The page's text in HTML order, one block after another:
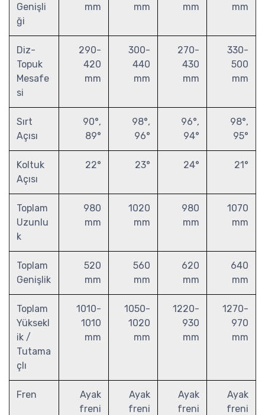
Genişli
ği
mm
mm
mm
mm
Diz-
Topuk
Mesafe
si
290-
420
mm
300-
440
mm
270-
430
mm
330-
500
mm
Sırt
Açısı
90°,
89°
98°,
96°
96°,
94°
98°,
95°
Koltuk
Açısı
22° 23° 24° 21°
Toplam
Uzunlu
k
980
mm
1020
mm
980
mm
1070
mm
Toplam
Genişlik
520
mm
560
mm
620
mm
640
mm
Toplam
Yüksekl
ik /
Tutama
çlı
1010-
1010
mm
1050-
1020
mm
1220-
930
mm
1270-
970
mm
Fren
Ayak
freni
Ayak
freni
Ayak
freni
Ayak
freni